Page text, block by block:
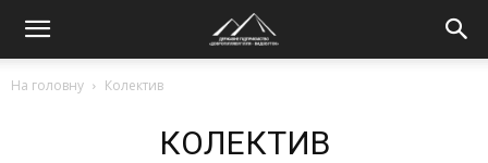
На головну Колектив
КОЛЕКТИВ